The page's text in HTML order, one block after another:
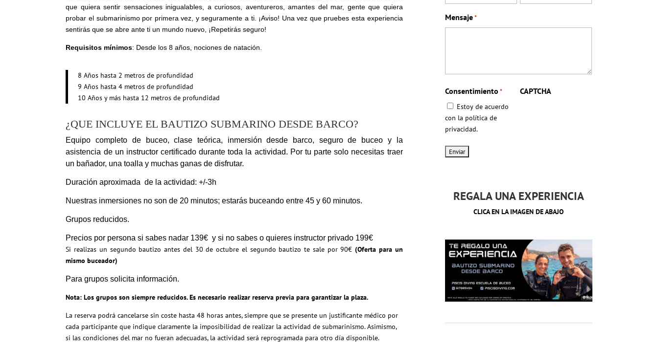
que quiera sentir sensaciones inigualables, a curiosos, aventureros, amantes del mar, gente que quiera
probar el submarinismo por primera vez, y seguramente a ti. ¡Aviso! Una vez que pruebes esta experiencia
sentirás que se abre ante ti un mundo nuevo, ¡Repetirás seguro!
Requisitos mínimos: Desde los 8 años, nociones de natación.
8 Años hasta 2 metros de profundidad
9 Años hasta 4 metros de profundidad
10 Años y más hasta 12 metros de profundidad
¿QUE INCLUYE EL BAUTIZO SUBMARINO DESDE BARCO?
Equipo completo de buceo, clase teórica, inmersión desde barco, seguro de buceo y la
asistencia de un instructor certificado durante toda la actividad. Por tu parte solo necesitas traer
un bañador, una toalla y muchas ganas de disfrutar.
Duración aproximada de la actividad: +/-3h
Nuestras inmersiones no son de 20 minutos; estarás buceando entre 45 y 60 minutos.
Grupos reducidos.
Precios por persona si sabes nadar 139€ y si no sabes o quieres instructor privado 199€
Si realizas un segundo bautizo antes del 30 de octubre el segundo bautizo te sale por 90€ (Oferta para un
mismo buceador)
Para grupos solicita información.
Nota: Los grupos son siempre reducidos. Es necesario realizar reserva previa para garantizar la plaza.
La reserva podrá cancelarse sin coste hasta 48 horas antes, siempre que se presente un justificante médico por
cada participante que indique claramente la imposibilidad de realizar la actividad de submarinismo. Asimismo,
si las condiciones del mar no fueran adecuadas, la actividad será reprogramada para otro día disponible.
Mensaje *
Consentimiento *
Estoy de acuerdo
con la política de
privacidad.
CAPTCHA
REGALA UNA EXPERIENCIA
CLICA EN LA IMAGEN DE ABAJO